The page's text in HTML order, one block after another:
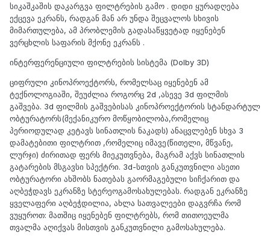
სიკაშკაშის დაკარგვა ფილტრების გამო . დიდი ყურადღება
ექცევა ეკრანს, რადგან მან არ უნდა შეცვალოს სხივის
მიმართულება, ამ პრობლემის გადასაწყვეტად იყენებენ
ვერცხლის საფარის მქონე ეკრანს .
ინტერფერენციული ფილტრების სისტემა (Dolby 3D)
ციფრული კინოპროექტორს, რომელსაც იყენებენ ამ
ტექნოლოგიაში, შეუძლია როგორც 2d ,ასევე 3d ფილმის
გაშვება. 3d ფილმის გაშვებისას კინოპროექტორის სტანდარტულ
ობტურატორს(მექანიკურო მოწყობილობა,რომელიც
პერიოდულად კეტავს სინათლის ნაკადს) ანაცვლებენ სხვა 3
დამატებითი ფილტრით ,რომელიც იმავე(წითელი, მწვანე,
ლურჯი) ძირითად ფერს მიეკუთვნება, მაგრამ აქვს სინათლის
გატარების მსგავსი სპექტრი. 3d-სთვის განკუთვნილი ასეთი
ობტურატორი ახშობს ნათებას გაორმაგებული სიჩქარით და
აღბეჭდავს ეკრანზე სტერეოგამოსახულებას. რადგან ეკრანზე
ყველაფერი აღბეჭდილია, ახლა სათვალეები დაგვრჩა რომ
ვუყუროთ: მათშიც იყენებენ ფილტრებს, რომ თითოეულმა
თვალმა აღიქვას მისთვის განკუთვნილი გამოსახულება.